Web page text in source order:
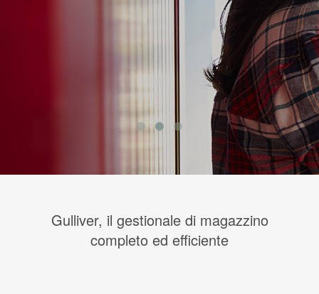
Gulliver, il gestionale di magazzino
completo ed efficiente